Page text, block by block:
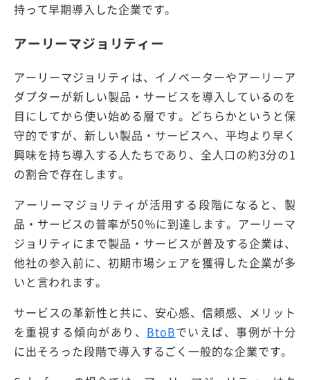
持って早期導入した企業です。
アーリーマジョリティー
アーリーマジョリティは、イノベーターやアーリーア
ダプターが新しい製品・サービスを導入しているのを
目にしてから使い始める層です。どちらかというと保
守的ですが、新しい製品・サービスへ、平均より早く
興味を持ち導入する人たちであり、全人口の約3分の1
の割合で存在します。
アーリーマジョリティが活用する段階になると、製
品・サービスの普率が50％に到達します。アーリーマ
ジョリティにまで製品・サービスが普及する企業は、
他社の参入前に、初期市場シェアを獲得した企業が多
いと言われます。
サービスの革新性と共に、安心感、信頼感、メリット
を重視する傾向があり、 BtoBでいえば、事例が十分
に出そろった段階で導入するごく一般的な企業です。